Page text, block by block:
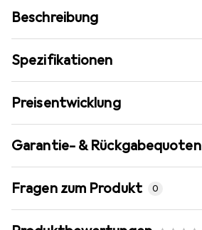
Beschreibung
Spezifikationen
Preisentwicklung
Garantie- & Rückgabequoten
Fragen zum Produkt 0